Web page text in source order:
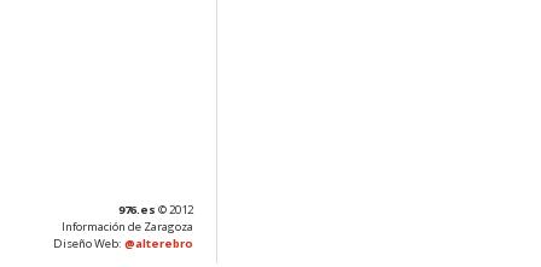
976.es © 2012
Información de Zaragoza
Diseño Web: @alterebro